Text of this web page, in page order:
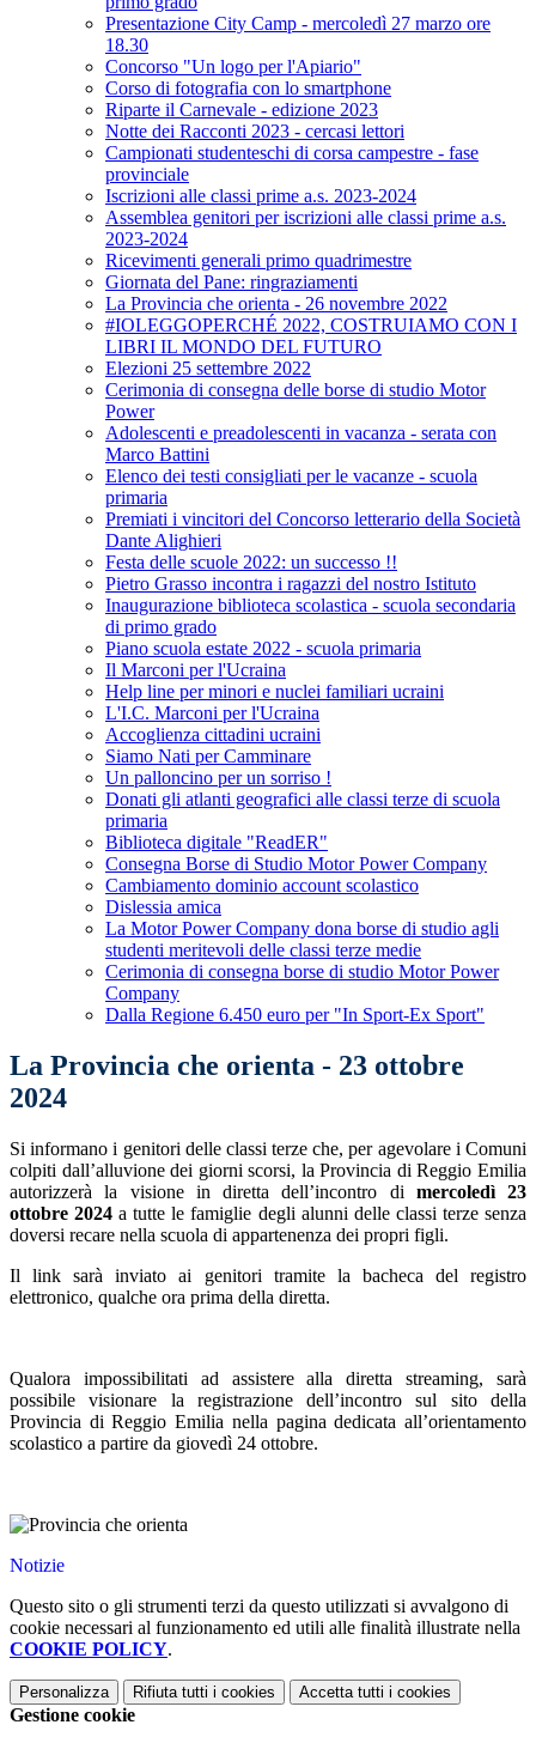
Presentazione City Camp - mercoledì 27 marzo ore
18.30
Concorso "Un logo per l'Apiario"
Corso di fotografia con lo smartphone
Riparte il Carnevale - edizione 2023
Notte dei Racconti 2023 - cercasi lettori
Campionati studenteschi di corsa campestre - fase
provinciale
Iscrizioni alle classi prime a.s. 2023-2024
Assemblea genitori per iscrizioni alle classi prime a.s.
2023-2024
Ricevimenti generali primo quadrimestre
Giornata del Pane: ringraziamenti
La Provincia che orienta - 26 novembre 2022
#IOLEGGOPERCHÉ 2022, COSTRUIAMO CON I
LIBRI IL MONDO DEL FUTURO
Elezioni 25 settembre 2022
Cerimonia di consegna delle borse di studio Motor
Power
Adolescenti e preadolescenti in vacanza - serata con
Marco Battini
Elenco dei testi consigliati per le vacanze - scuola
primaria
Premiati i vincitori del Concorso letterario della Società
Dante Alighieri
Festa delle scuole 2022: un successo !!
Pietro Grasso incontra i ragazzi del nostro Istituto
Inaugurazione biblioteca scolastica - scuola secondaria
di primo grado
Piano scuola estate 2022 - scuola primaria
Il Marconi per l'Ucraina
Help line per minori e nuclei familiari ucraini
L'I.C. Marconi per l'Ucraina
Accoglienza cittadini ucraini
Siamo Nati per Camminare
Un palloncino per un sorriso !
Donati gli atlanti geografici alle classi terze di scuola
primaria
Biblioteca digitale "ReadER"
Consegna Borse di Studio Motor Power Company
Cambiamento dominio account scolastico
Dislessia amica
La Motor Power Company dona borse di studio agli
studenti meritevoli delle classi terze medie
Cerimonia di consegna borse di studio Motor Power
Company
Dalla Regione 6.450 euro per "In Sport-Ex Sport"
La Provincia che orienta - 23 ottobre
2024
Si informano i genitori delle classi terze che, per agevolare i Comuni
colpiti dall’alluvione dei giorni scorsi, la Provincia di Reggio Emilia
autorizzerà la visione in diretta dell’incontro di mercoledì 23
ottobre 2024 a tutte le famiglie degli alunni delle classi terze senza
doversi recare nella scuola di appartenenza dei propri figli.
Il link sarà inviato ai genitori tramite la bacheca del registro
elettronico, qualche ora prima della diretta.
Qualora impossibilitati ad assistere alla diretta streaming, sarà
possibile visionare la registrazione dell’incontro sul sito della
Provincia di Reggio Emilia nella pagina dedicata all’orientamento
scolastico a partire da giovedì 24 ottobre.
Notizie
Questo sito o gli strumenti terzi da questo utilizzati si avvalgono di
cookie necessari al funzionamento ed utili alle finalità illustrate nella
COOKIE POLICY.
Personalizza Rifiuta tutti i cookies Accetta tutti i cookies
Gestione cookie